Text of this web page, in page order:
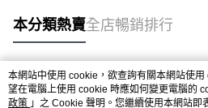
本分類熱賣全店暢銷排行
熱門標籤
本網站中使用 cookie，欲查詢有關本網站使用
望在電腦上使用 cookie 時應如何變更電腦的
政策 」之 Cookie 聲明。您繼續使用本網站即